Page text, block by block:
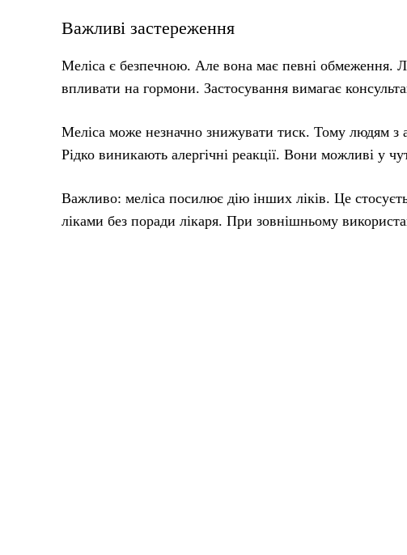
Важливі застереження
Меліса є безпечною. Але вона має певні обмеження.
впливати на гормони. Застосування вимагає
Меліса може незначно знижувати тиск. Тому людям з
Рідко виникають алергічні реакції. Вони можливі у
Важливо: меліса посилює дію інших ліків. Це
ліками без поради лікаря. При зовнішньому